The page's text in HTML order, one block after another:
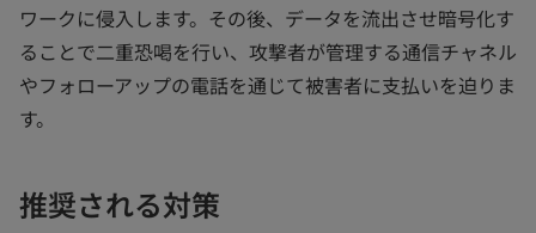
ワークに侵入します。その後、データを流出させ暗号化す
ることで二重恐喝を行い、攻撃者が管理する通信チャネル
やフォローアップの電話を通じて被害者に支払いを迫りま
す。
推奨される対策